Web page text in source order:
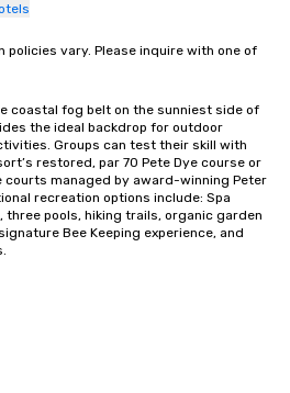
policies vary. Please inquire with one of
coastal fog belt on the sunniest side of
the ideal backdrop for outdoor
Groups can test their skill with
restored, par 70 Pete Dye course or
managed by award-winning Peter
recreation options include: Spa
three pools, hiking trails, organic garden
Bee Keeping experience, and